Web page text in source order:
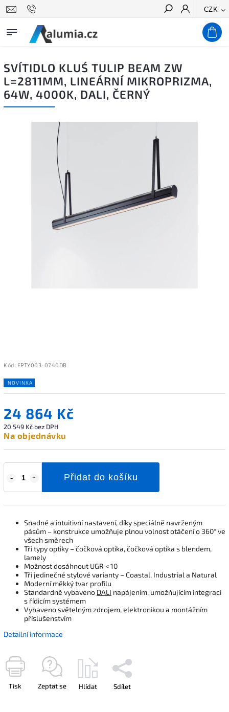
CZK
Hledat
SVÍTIDLO KLUŚ TULIP BEAM ZW
L=2811MM, LINEÁRNÍ MIKROPRIZMA,
64W, 4000K, DALI, ČERNÝ
Kód: FPTY003-0740DB
NOVINKA
24 864 Kč
20 549 Kč bez DPH
Na objednávku
Přidat do košíku
Snadné a intuitivní nastavení, díky speciálně navrženým
pásům – konstrukce umožňuje plnou volnost otáčení o 360° ve
všech směrech
Tři typy optiky – čočková optika, čočková optika s blendem,
lamely
Možnost dosáhnout UGR < 10
Tři jedinečné stylové varianty – Coastal, Industrial a Natural
Moderní měkký tvar profilu
Standardně vybaveno DALI napájením, umožňujícím integraci
s řídicím systémem
Vybaveno světelným zdrojem, elektronikou a montážním
příslušenstvím
Detailní informace
Tisk Zeptat se Hlídat Sdílet